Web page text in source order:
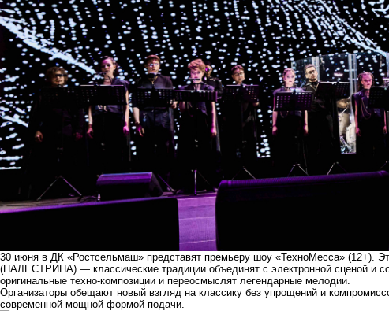
30 июня в ДК «Ростсельмаш» представят премьеру шоу «ТехноМесса» (12+).
(ПАЛЕСТРИНА) — классические традиции объединят с электронной сценой и
оригинальные техно-композиции и переосмыслят легендарные мелодии.
Организаторы обещают новый взгляд на классику без упрощений и
современной мощной формой подачи.